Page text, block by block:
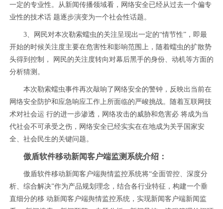
一定的专业性。从新闻传播领域看，网络安全已经从过去一个偏专
业性的技术话 题逐步演变为一个社会性话题。
3、网民对本次勒索蠕虫的关注呈现出一定的“情节性”，即最
开始的时候关注度主要在危害性和影响范围上，随着蠕虫的扩散势
头得到控制， 网民的关注度转向对幕后黑手的身份、动机等方面的
分析猜测。
本次勒索蠕虫事件再次敲响了网络安全的警钟，反映出当前在
网络安全防护和应急响应工作上所面临的严峻挑战。随着互联网技
术对社会运 行的进一步渗透，网络攻击的威胁和危害必 将成为当
代社会不可承受之伤，网络安全已经实实在在地成为关乎国家安
全、社会民生的关键问题。
傲盾软件移动新闻客户端监测系统介绍：
傲盾软件移动新闻客户端舆情监控系统将“全面管控、深度分
析、综合解决”作为产品规划理念，结合各行业特征，构建一个垂
直细分的移 动新闻客户端舆情监控系统，实现新闻客户端新闻监